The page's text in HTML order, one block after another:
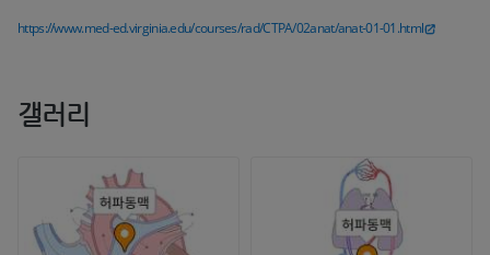
https://www.med-ed.virginia.edu/courses/rad/CTPA/02anat/anat-01-01.html
갤러리